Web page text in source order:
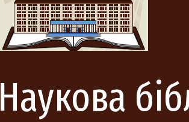
Наукова